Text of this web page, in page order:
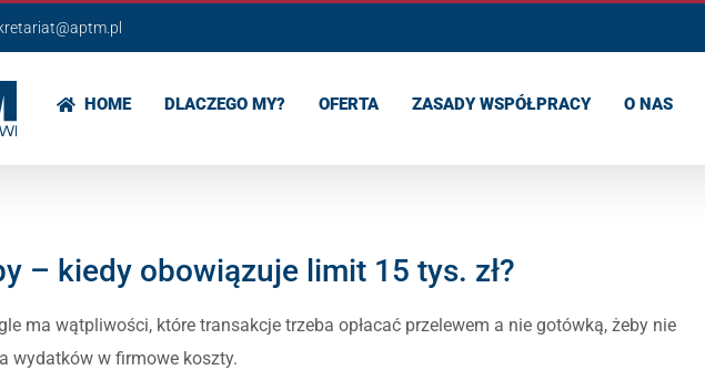
HOME DLACZEGO MY? OFERTA ZASADY WSPÓŁPRACY O NAS
– kiedy obowiązuje limit 15 tys. zł?
ma wątpliwości, które transakcje trzeba opłacać przelewem a nie gotówką, żeby nie
wydatków w firmowe koszty.